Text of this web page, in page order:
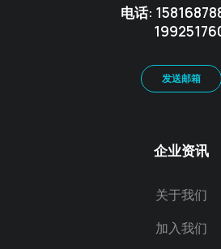
电话:
发送邮箱
企业资讯
关于我们
加入我们